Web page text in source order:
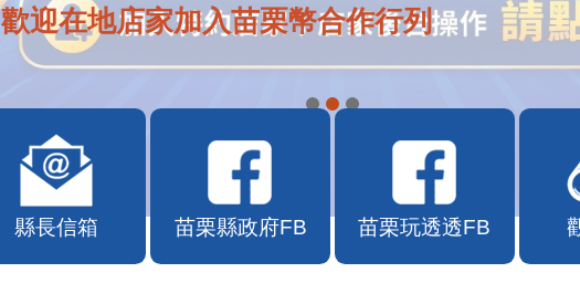
歡迎在地店家加入苗栗幣合作行列
縣長信箱 苗栗縣政府FB 苗栗玩透透FB